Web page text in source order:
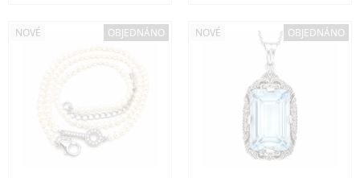
NOVÉ OBJEDNÁNO NOVÉ OBJEDNÁNO